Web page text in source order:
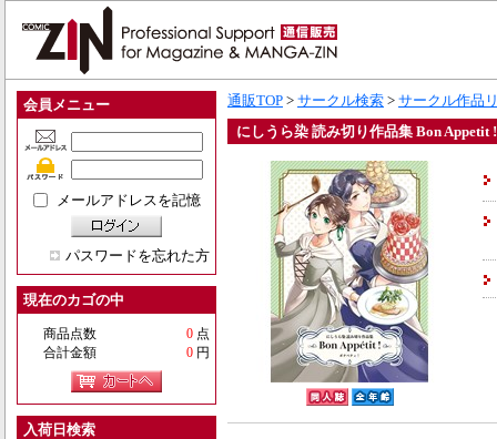
会員メニュー
メールアドレスを記憶
パスワードを忘れた方
現在のカゴの中
商品点数 0 点
合計金額
0 円
入荷日検索
通販TOP > サークル検索 > サークル作品
にしうら染 読み切り作品集 Bon Appetit !